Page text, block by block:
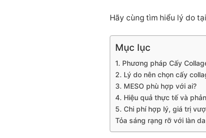
Hãy cùng tìm hiểu lý do
Mục lục
1. Phương pháp Cấy
2. Lý do nên chọn cấy
3. MESO phù hợp với ai?
4. Hiệu quả thực tế và
5. Chi phí hợp lý, giá trị
Tỏa sáng rạng rỡ với làn